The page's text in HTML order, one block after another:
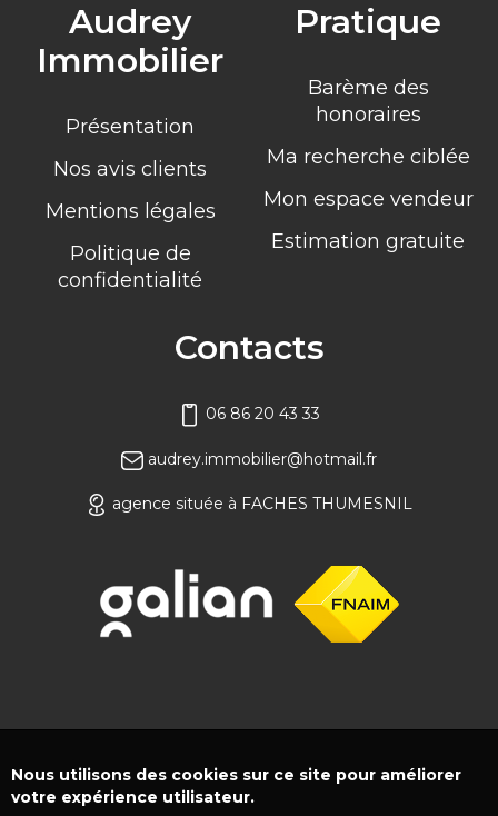
Audrey
Immobilier
Présentation
Nos avis clients
Mentions légales
Politique de
confidentialité
Pratique
Barème des
honoraires
Ma recherche ciblée
Mon espace vendeur
Estimation gratuite
Contacts
06 86 20 43 33
audrey.immobilier@hotmail.fr
agence située à FACHES THUMESNIL
Nous utilisons des cookies sur ce site pour améliorer
votre expérience utilisateur.